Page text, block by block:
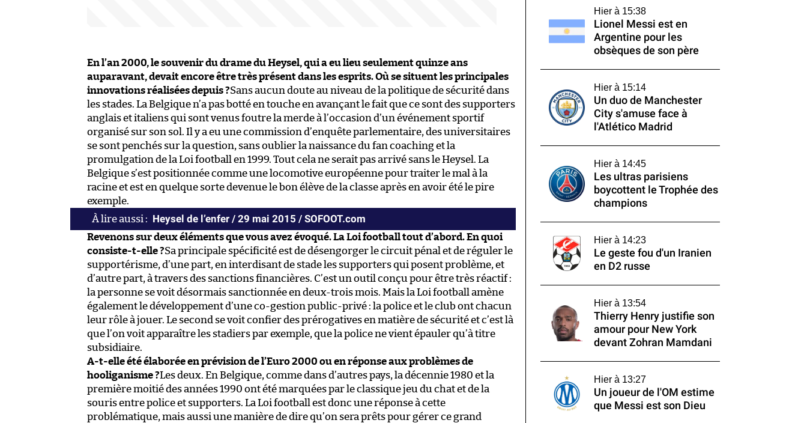
En l’an 2000, le souvenir du drame du Heysel, qui a eu lieu seulement quinze ans
auparavant, devait encore être très présent dans les esprits. Où se situent les principales
innovations réalisées depuis ?Sans aucun doute au niveau de la politique de sécurité dans
les stades. La Belgique n’a pas botté en touche en avançant le fait que ce sont des supporters
anglais et italiens qui sont venus foutre la merde à l’occasion d’un événement sportif
organisé sur son sol. Il y a eu une commission d’enquête parlementaire, des universitaires
se sont penchés sur la question, sans oublier la naissance du fan coaching et la
promulgation de la Loi football en 1999. Tout cela ne serait pas arrivé sans le Heysel. La
Belgique s’est positionnée comme une locomotive européenne pour traiter le mal à la
racine et est en quelque sorte devenue le bon élève de la classe après en avoir été le pire
exemple.
Heysel de l’enfer / 29 mai 2015 / SOFOOT.com
Revenons sur deux éléments que vous avez évoqué. La Loi football tout d’abord. En quoi
consiste-t-elle ?Sa principale spécificité est de désengorger le circuit pénal et de réguler le
supportérisme, d’une part, en interdisant de stade les supporters qui posent problème, et
d’autre part, à travers des sanctions financières. C’est un outil conçu pour être très réactif :
la personne se voit désormais sanctionnée en deux-trois mois. Mais la Loi football amène
également le développement d’une co-gestion public-privé : la police et le club ont chacun
leur rôle à jouer. Le second se voit confier des prérogatives en matière de sécurité et c’est là
que l’on voit apparaître les stadiers par exemple, que la police ne vient épauler qu’à titre
subsidiaire.
A-t-elle été élaborée en prévision de l’Euro 2000 ou en réponse aux problèmes de
hooliganisme ?Les deux. En Belgique, comme dans d’autres pays, la décennie 1980 et la
première moitié des années 1990 ont été marquées par le classique jeu du chat et de la
souris entre police et supporters. La Loi football est donc une réponse à cette
problématique, mais aussi une manière de dire qu’on sera prêts pour gérer ce grand
Hier à 15:38
Lionel Messi est en
Argentine pour les
obsèques de son père
Hier à 15:14
Un duo de Manchester
City s'amuse face à
l'Atlético Madrid
Hier à 14:45
Les ultras parisiens
boycottent le Trophée des
champions
Hier à 14:23
Le geste fou d'un Iranien
en D2 russe
Hier à 13:54
Thierry Henry justifie son
amour pour New York
devant Zohran Mamdani
Hier à 13:27
Un joueur de l'OM estime
que Messi est son Dieu